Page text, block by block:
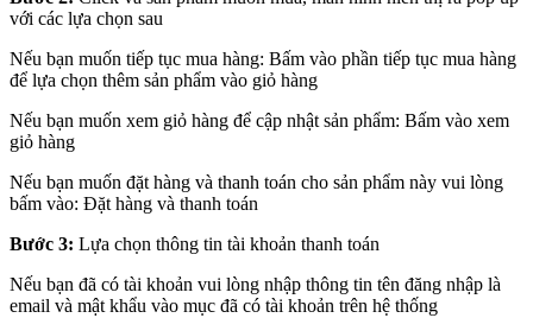
với các lựa chọn sau
Nếu bạn muốn tiếp tục mua hàng: Bấm vào phần tiếp tục mua hàng
để lựa chọn thêm sản phẩm vào giỏ hàng
Nếu bạn muốn xem giỏ hàng để cập nhật sản phẩm: Bấm vào xem
giỏ hàng
Nếu bạn muốn đặt hàng và thanh toán cho sản phẩm này vui lòng
bấm vào: Đặt hàng và thanh toán
Bước 3: Lựa chọn thông tin tài khoản thanh toán
Nếu bạn đã có tài khoản vui lòng nhập thông tin tên đăng nhập là
email và mật khẩu vào mục đã có tài khoản trên hệ thống